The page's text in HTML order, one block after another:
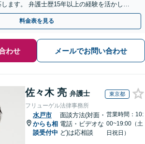
ます。 弁護士歴15年以上の経験を活かし、
【電話相談可】
料金表を見る
わせ メールでお問い合わせ
佐々木 亮 弁護士 東京都
フリューゲル法律事務所
水戸市
からも相
談受付中
面談方法(対面・
電話・ビデオな
ど)は応相談
営業時間：10:
00~19:00（土
日祝日）